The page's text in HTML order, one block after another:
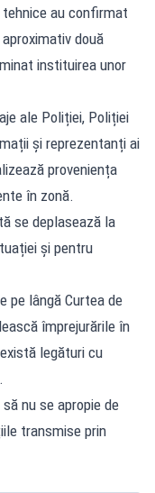
au confirmat
două
instituirea unor
ale Poliției, Poliției
și reprezentanți ai
proveniența
în zonă.
se deplasează la
și pentru
pe lângă Curtea de
împrejurările în
legături cu
nu se apropie de
transmise prin